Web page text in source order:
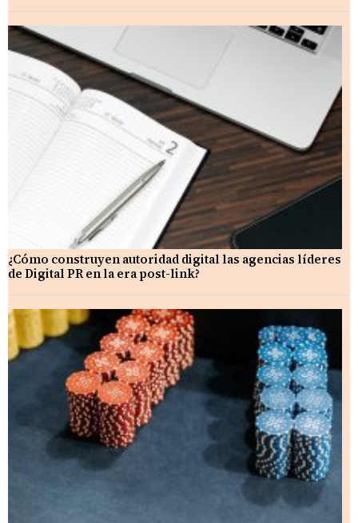
¿Cómo construyen autoridad digital las agencias líderes
de Digital PR en la era post-link?